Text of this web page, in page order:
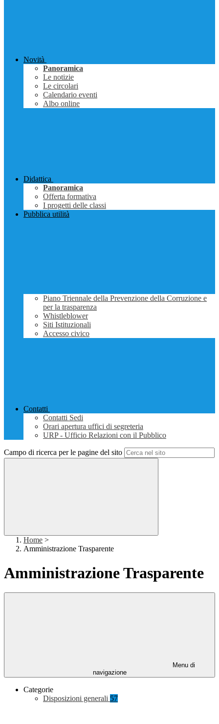
Novità
Panoramica
Le notizie
Le circolari
Calendario eventi
Albo online
Didattica
Panoramica
Offerta formativa
I progetti delle classi
Pubblica utilità
Piano Triennale della Prevenzione della Corruzione e
per la trasparenza
Whistleblower
Siti Istituzionali
Accesso civico
Contatti
Contatti Sedi
Orari apertura uffici di segreteria
URP - Ufficio Relazioni con il Pubblico
Campo di ricerca per le pagine del sito
Home >
Amministrazione Trasparente
Amministrazione Trasparente
Menu di
navigazione
Categorie
Disposizioni generali 57